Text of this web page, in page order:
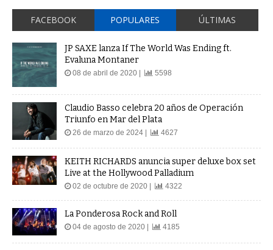
FACEBOOK POPULARES ÚLTIMAS
JP SAXE lanza If The World Was Ending ft.
Evaluna Montaner
08 de abril de 2020 | 5598
Claudio Basso celebra 20 años de Operación
Triunfo en Mar del Plata
26 de marzo de 2024 | 4627
KEITH RICHARDS anuncia super deluxe box set
Live at the Hollywood Palladium
02 de octubre de 2020 | 4322
La Ponderosa Rock and Roll
04 de agosto de 2020 | 4185